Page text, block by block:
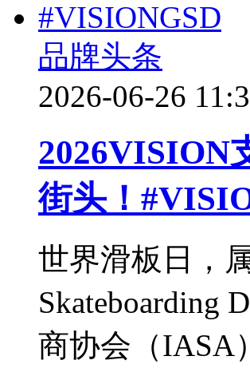
品牌头条
2026-06-26
2026VISION
街头！
世界滑板日，
Skateboarding
商协会（IASA